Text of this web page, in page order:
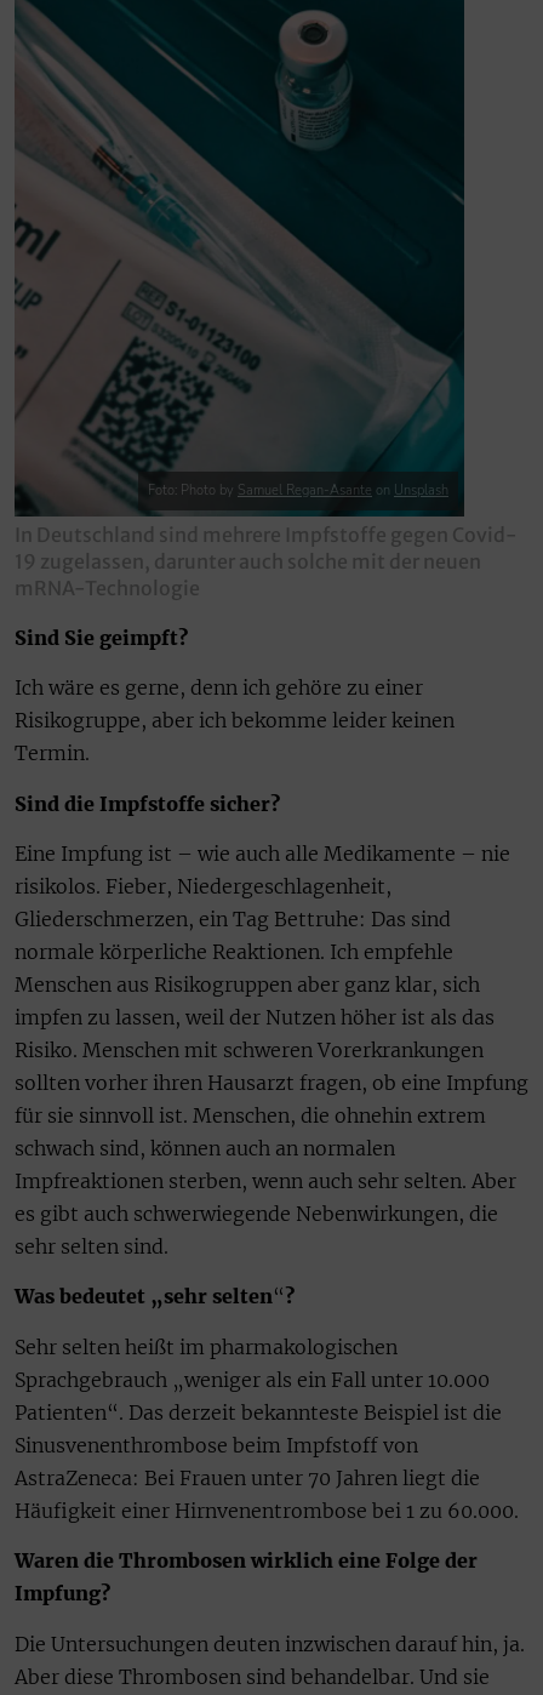
Foto: Photo by Samuel Regan-Asante on Unsplash
In Deutschland sind mehrere Impfstoffe gegen Covid-
19 zugelassen, darunter auch solche mit der neuen
mRNA-Technologie
Sind Sie geimpft?
Ich wäre es gerne, denn ich gehöre zu einer
Risikogruppe, aber ich bekomme leider keinen
Termin.
Sind die Impfstoffe sicher?
Eine Impfung ist – wie auch alle Medikamente – nie
risikolos. Fieber, Niedergeschlagenheit,
Gliederschmerzen, ein Tag Bettruhe: Das sind
normale körperliche Reaktionen. Ich empfehle
Menschen aus Risikogruppen aber ganz klar, sich
impfen zu lassen, weil der Nutzen höher ist als das
Risiko. Menschen mit schweren Vorerkrankungen
sollten vorher ihren Hausarzt fragen, ob eine Impfung
für sie sinnvoll ist. Menschen, die ohnehin extrem
schwach sind, können auch an normalen
Impfreaktionen sterben, wenn auch sehr selten. Aber
es gibt auch schwerwiegende Nebenwirkungen, die
sehr selten sind.
Was bedeutet „sehr selten“?
Sehr selten heißt im pharmakologischen
Sprachgebrauch „weniger als ein Fall unter 10.000
Patienten“. Das derzeit bekannteste Beispiel ist die
Sinusvenenthrombose beim Impfstoff von
AstraZeneca: Bei Frauen unter 70 Jahren liegt die
Häufigkeit einer Hirnvenentrombose bei 1 zu 60.000.
Waren die Thrombosen wirklich eine Folge der
Impfung?
Die Untersuchungen deuten inzwischen darauf hin, ja.
Aber diese Thrombosen sind behandelbar. Und sie